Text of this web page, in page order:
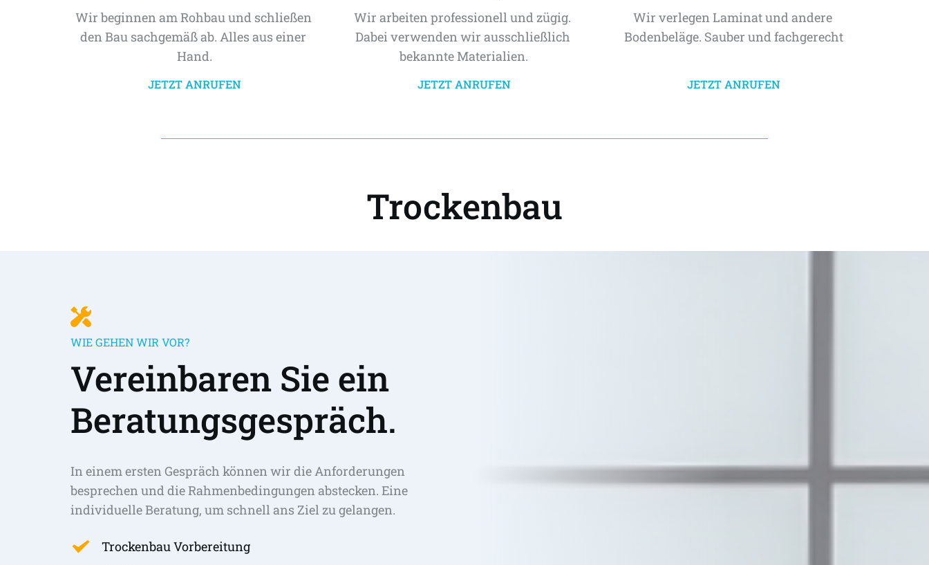
Wir beginnen am Rohbau und schließen
den Bau sachgemäß ab. Alles aus einer
Hand.
JETZT ANRUFEN
Wir arbeiten professionell und zügig.
Dabei verwenden wir ausschließlich
bekannte Materialien.
JETZT ANRUFEN
Wir verlegen Laminat und andere
Bodenbeläge. Sauber und fachgerecht
JETZT ANRUFEN
Trockenbau
WIE GEHEN WIR VOR?
Vereinbaren Sie ein
Beratungsgespräch.
In einem ersten Gespräch können wir die Anforderungen
besprechen und die Rahmenbedingungen abstecken. Eine
individuelle Beratung, um schnell ans Ziel zu gelangen.
Trockenbau Vorbereitung